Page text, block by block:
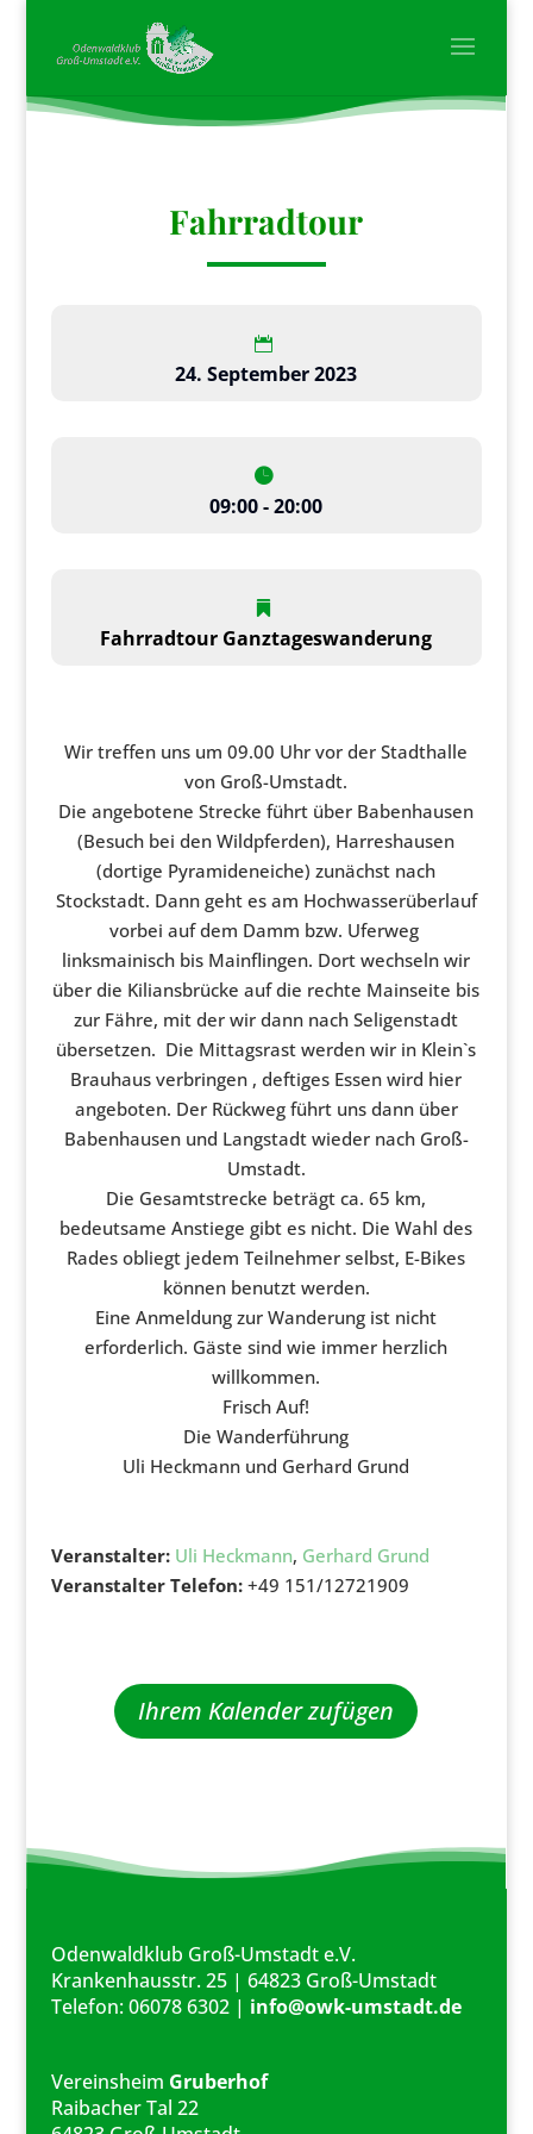
Fahrradtour
24. September 2023
09:00 - 20:00
Fahrradtour Ganztageswanderung
Wir treffen uns um 09.00 Uhr vor der Stadthalle
von Groß-Umstadt.
Die angebotene Strecke führt über Babenhausen
(Besuch bei den Wildpferden), Harreshausen
(dortige Pyramideneiche) zunächst nach
Stockstadt. Dann geht es am Hochwasserüberlauf
vorbei auf dem Damm bzw. Uferweg
linksmainisch bis Mainflingen. Dort wechseln wir
über die Kiliansbrücke auf die rechte Mainseite bis
zur Fähre, mit der wir dann nach Seligenstadt
übersetzen. Die Mittagsrast werden wir in Klein`s
Brauhaus verbringen , deftiges Essen wird hier
angeboten. Der Rückweg führt uns dann über
Babenhausen und Langstadt wieder nach Groß-
Umstadt.
Die Gesamtstrecke beträgt ca. 65 km,
bedeutsame Anstiege gibt es nicht. Die Wahl des
Rades obliegt jedem Teilnehmer selbst, E-Bikes
können benutzt werden.
Eine Anmeldung zur Wanderung ist nicht
erforderlich. Gäste sind wie immer herzlich
willkommen.
Frisch Auf!
Die Wanderführung
Uli Heckmann und Gerhard Grund
Veranstalter: Uli Heckmann, Gerhard Grund
Veranstalter Telefon: +49 151/12721909
Ihrem Kalender zufügen
Odenwaldklub Groß-Umstadt e.V.
Krankenhausstr. 25 | 64823 Groß-Umstadt
Telefon: 06078 6302 | info@owk-umstadt.de
Vereinsheim Gruberhof
Raibacher Tal 22